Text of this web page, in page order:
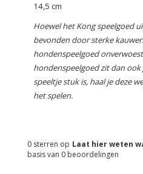
14,5 cm
Hoewel het Kong speelgoed
bevonden door sterke
hondenspeelgoed
hondenspeelgoed zit dan ook
speeltje stuk is, haal je deze
het spelen.
Laat hier weten
0 sterren op
basis van 0 beoordelingen